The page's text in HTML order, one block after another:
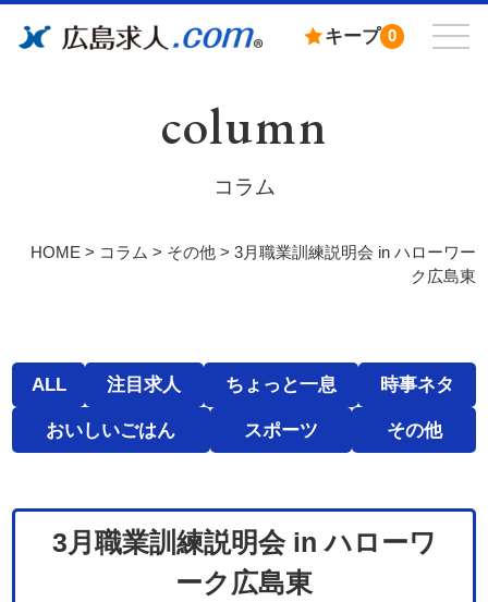
キープ 0
column
コラム
HOME> コラム > その他> 3月職業訓練説明会 in ハローワー
ク広島東
ALL 注目求人 ちょっと一息 時事ネタ
おいしいごはん スポーツ その他
3月職業訓練説明会 in ハローワ
ーク広島東